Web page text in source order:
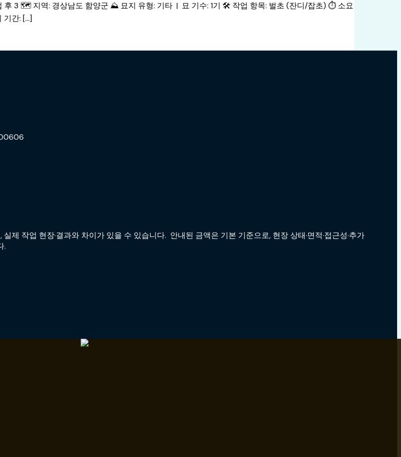
후 3 🗺️ 지역: 경상남도 함양군 ⛰️ 묘지 유형: 기타 | 묘 기수: 1기 🛠️ 작업 항목: 벌초 (잔디/잡초) ⏱️ 소요
기간: […]
작업 현장·결과와 차이가 있을 수 있습니다. 안내된 금액은 기본 기준으로, 현장 상태·면적·접근성·추가
.